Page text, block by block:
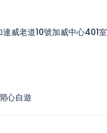
威老道10號加威中心401室
心自遊